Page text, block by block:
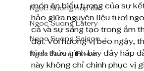
Ngọc Sương hợp tác
Ngoc Suong Eatery
Ngoc Suong Saigon
Ngoc Suong Event
món ăn biểu tượng của sự
hảo giữa nguyên liệu tươi
cả và sự sáng tạo trong ẩm
đại. Với hương vị béo ngậy,
hình thức trình bày đầy hấp
này không chỉ chinh phục vị